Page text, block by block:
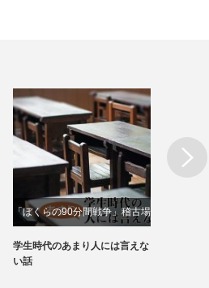
「ぼくらの90分間戦争」稽古場
動画
学生時代のあまり人には言えな
い話